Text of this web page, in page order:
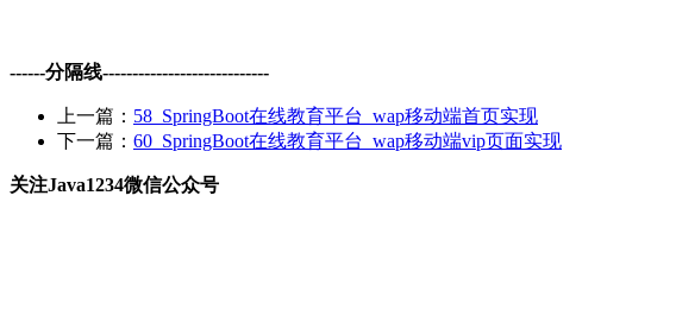
------分隔线----------------------------
上一篇： 58_SpringBoot在线教育平台_wap移动端首页实现
下一篇： 60_SpringBoot在线教育平台_wap移动端vip页面实现
关注Java1234微信公众号